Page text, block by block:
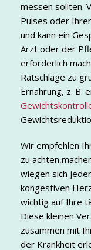
messen sollten.
Pulses oder
und kann ein
Arzt oder der
erforderlich
Ratschläge zu
Ernährung, z. B.
Wir empfehlen
zu
wiegen sich
kongestiven
wichtig auf Ihre
Diese kleinen
zusammen mit
der Krankheit